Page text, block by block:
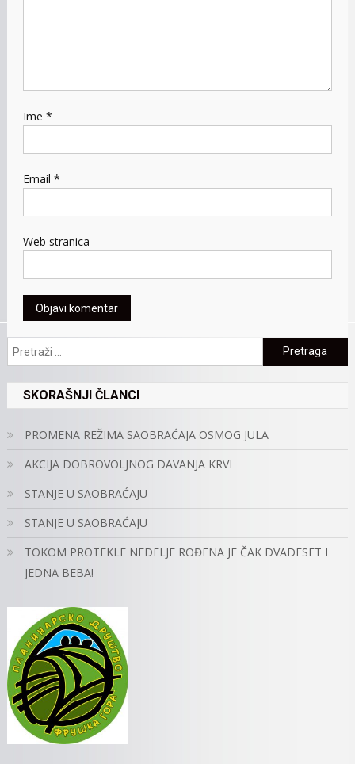
Ime *
Email *
Web stranica
Pretraga:
SKORAŠNJI ČLANCI
PROMENA REŽIMA SAOBRAĆAJA OSMOG JULA
AKCIJA DOBROVOLJNOG DAVANJA KRVI
STANJE U SAOBRAĆAJU
STANJE U SAOBRAĆAJU
TOKOM PROTEKLE NEDELJE ROĐENA JE ČAK DVADESET I
JEDNA BEBA!